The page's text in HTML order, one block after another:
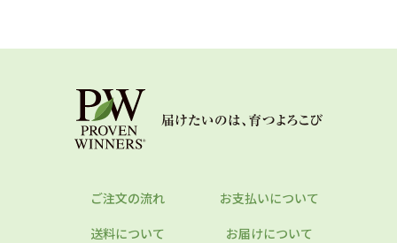
ご注文の流れ
お支払いについて
送料について
お届けについて